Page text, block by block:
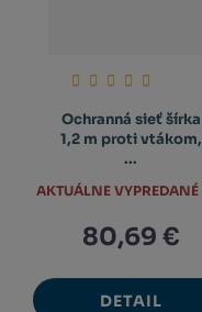
Ochranná sieť šírka
1,2 m proti vtákom,
...
80,69 €
DETAIL
AKTUÁLNE VYPREDANÉ